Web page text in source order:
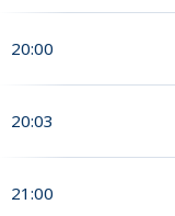
20:00
20:03
21:00